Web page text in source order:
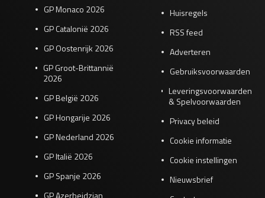
GP Monaco 2026
GP Catalonië 2026
GP Oostenrijk 2026
GP Groot-Brittannië
2026
GP België 2026
GP Hongarije 2026
GP Nederland 2026
GP Italië 2026
GP Spanje 2026
GP Azerbeidzjan
Huisregels
RSS feed
Adverteren
Gebruiksvoorwaarden
Leveringsvoorwaarden
& Spelvoorwaarden
Privacy beleid
Cookie informatie
Cookie instellingen
Nieuwsbrief